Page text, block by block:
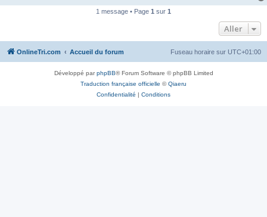
1 message • Page 1 sur 1
Aller
OnlineTri.com Accueil du forum Fuseau horaire sur UTC+01:00
Développé parphpBB® Forum Software © phpBB Limited
Traduction française officielle ©Qiaeru
Confidentialité | Conditions